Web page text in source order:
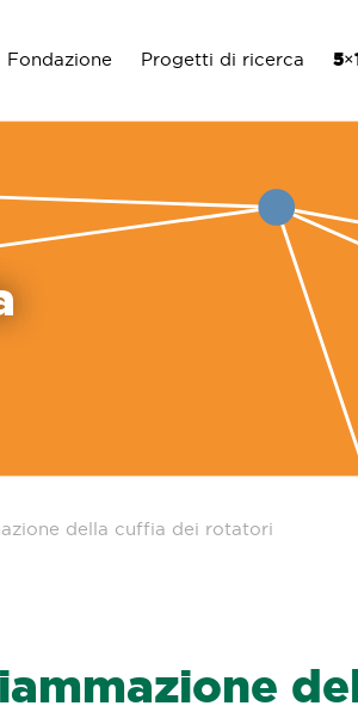
Fondazione Progetti di ricerca
della cuffia dei rotatori